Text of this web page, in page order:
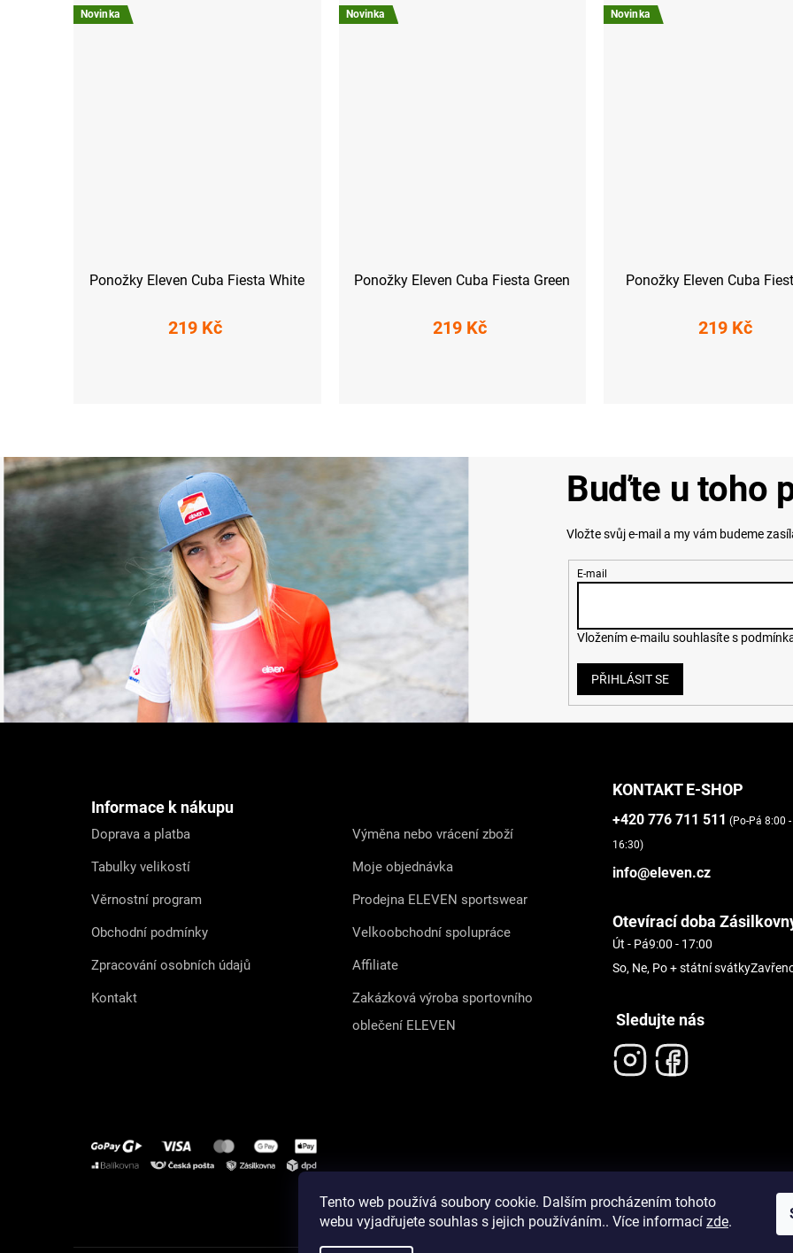
Tento web používá soubory cookie. Dalším procházením tohoto
webu vyjadřujete souhlas s jejich používáním.. Více informací zde.
Novinka
Ponožky Eleven Cuba Fiesta White
219 Kč
Novinka
Ponožky Eleven Cuba Fiesta Green
219 Kč
Novinka
Ponožky Eleven Cuba
219 Kč
Buďte u toho
Vložte svůj e-mail a my vám budeme
E-mail
Vložením e-mailu souhlasíte s
PŘIHLÁSIT SE
Informace k nákupu
Doprava a platba
Tabulky velikostí
Věrnostní program
Obchodní podmínky
Zpracování osobních údajů
Kontakt
Výměna nebo vrácení zboží
Moje objednávka
Prodejna ELEVEN sportswear
Velkoobchodní spolupráce
Affiliate
Zakázková výroba sportovního
oblečení ELEVEN
KONTAKT E-SHOP
+420 776 711 511 (Po-Pá 8:00 -
16:30)
info@eleven.cz
Otevírací doba
Út - Pá9:00 - 17:00
So, Ne, Po + státní svátky
Sledujte nás